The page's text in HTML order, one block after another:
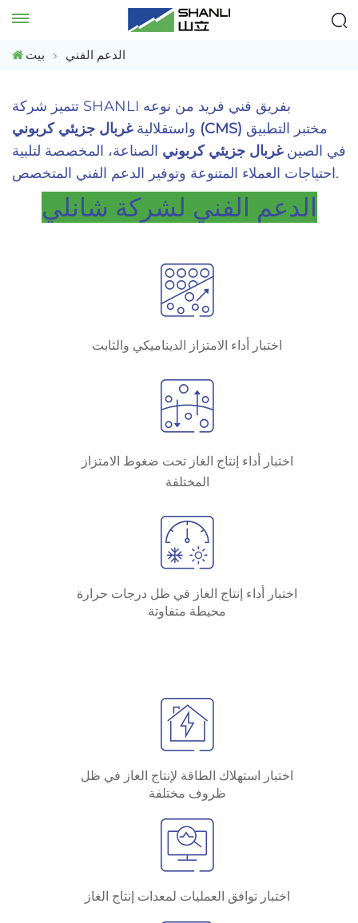
بيت الدعم الفني
تتميز شركة SHANLI بفريق فني فريد من نوعه
واستقلالية غربال جزيئي كربوني (CMS)
في الصينغربال جزيئي كربوني الصناعة، المخصصة لتلبية
احتياجات العملاء المتنوعة وتوفير الدعم الفني المتخصص.
الدعم الفني لشركة شانلي
اختبار أداء الامتزاز الديناميكي والثابت
اختبار أداء إنتاج الغاز تحت ضغوط الامتزاز
المختلفة
اختبار أداء إنتاج الغاز في ظل درجات حرارة
محيطة متفاوتة
اختبار استهلاك الطاقة لإنتاج الغاز في ظل
ظروف مختلفة
اختبار توافق العمليات لمعدات إنتاج الغاز